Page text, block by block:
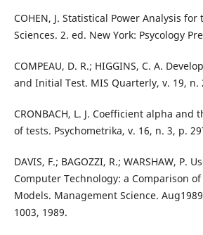
COHEN, J. Statistical Power Analysis
Sciences. 2. ed. New York: Psycology
COMPEAU, D. R.; HIGGINS, C. A.
and Initial Test. MIS Quarterly, v. 19, n.
CRONBACH, L. J. Coefficient alpha
of tests. Psychometrika, v. 16, n. 3, p.
DAVIS, F.; BAGOZZI, R.; WARSHAW, P.
Computer Technology: a Comparison
Models. Management Science.
1003, 1989.